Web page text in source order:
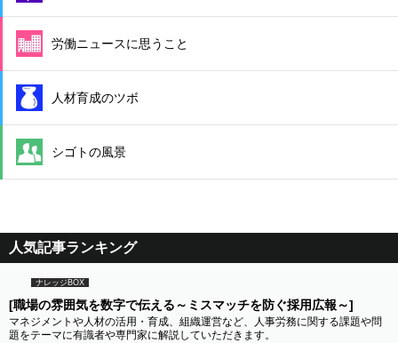
労働ニュースに思うこと
人材育成のツボ
シゴトの風景
人気記事ランキング
ナレッジBOX
[職場の雰囲気を数字で伝える～ミスマッチを防ぐ採用広報～]
マネジメントや人材の活用・育成、組織運営など、人事労務に関する課題や問
題をテーマに有識者や専門家に解説していただきます。